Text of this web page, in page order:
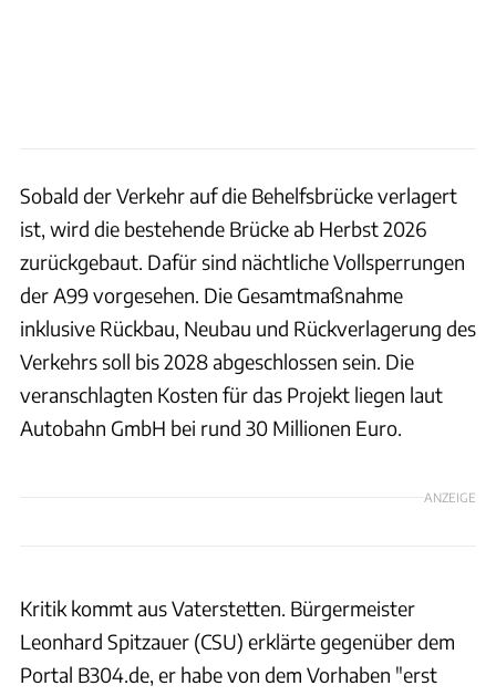
Sobald der Verkehr auf die Behelfsbrücke verlagert
ist, wird die bestehende Brücke ab Herbst 2026
zurückgebaut. Dafür sind nächtliche Vollsperrungen
der A99 vorgesehen. Die Gesamtmaßnahme
inklusive Rückbau, Neubau und Rückverlagerung des
Verkehrs soll bis 2028 abgeschlossen sein. Die
veranschlagten Kosten für das Projekt liegen laut
Autobahn GmbH bei rund 30 Millionen Euro.
ANZEIGE
Kritik kommt aus Vaterstetten. Bürgermeister
Leonhard Spitzauer (CSU) erklärte gegenüber dem
Portal B304.de, er habe von dem Vorhaben "erst